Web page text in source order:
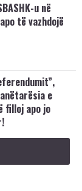
u në
të vazhdojë
e
filloj apo jo